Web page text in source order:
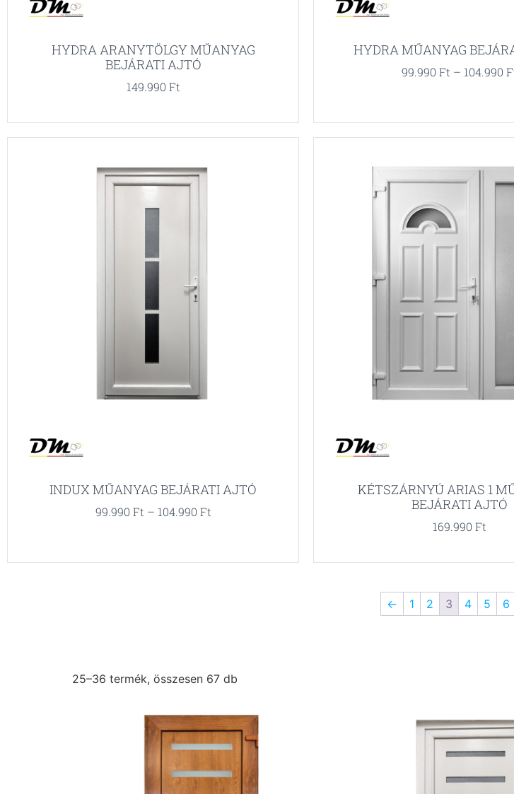
HYDRA ARANYTÖLGY MŰANYAG
BEJÁRATI AJTÓ
149.990 Ft
HYDRA MŰANYAG
99.990 Ft – 104.990
INDUX MŰANYAG BEJÁRATI AJTÓ
99.990 Ft – 104.990 Ft
KÉTSZÁRNYÚ ARIAS 1
BEJÁRATI AJTÓ
169.990 Ft
← 1 2 3 4 5 6
25–36 termék, összesen 67 db